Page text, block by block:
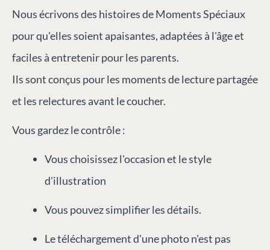
Nous écrivons des histoires de Moments Spéciaux
pour qu'elles soient apaisantes, adaptées à l'âge et
faciles à entretenir pour les parents.
Ils sont conçus pour les moments de lecture partagée
et les relectures avant le coucher.
Vous gardez le contrôle :
Vous choisissez l'occasion et le style
d'illustration
Vous pouvez simplifier les détails.
Le téléchargement d'une photo n'est pas